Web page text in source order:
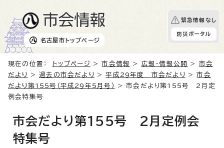
名古屋市 トップページ
緊急情報なし
防災ポータル
現在の位置： トップページ >市会情報 > 広報・情報公開 > 市会
だより
>過去の市会だより >平成29年度 市会だより >市会
だより第155号（平成29年5月号）
> 市会だより第155号 2月定
例会特集号
市会だより第155号 2月定例会
特集号